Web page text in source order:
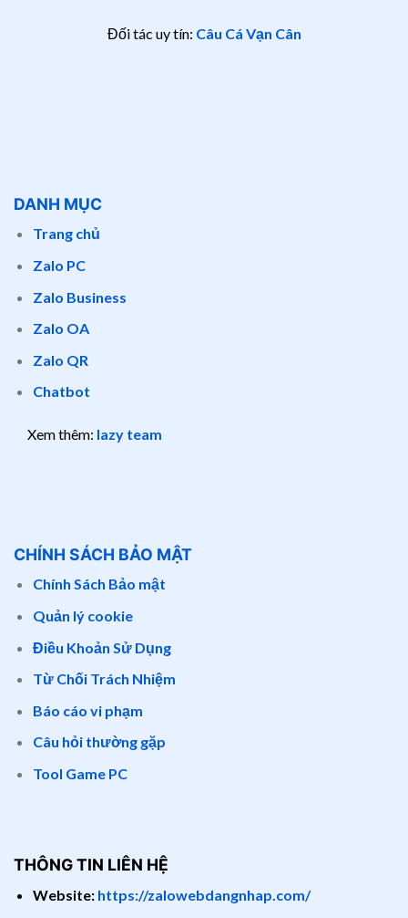
Đối tác uy tín: Câu Cá Vạn Cân
DANH MỤC
Trang chủ
Zalo PC
Zalo Business
Zalo OA
Zalo QR
Chatbot
Xem thêm: lazy team
CHÍNH SÁCH BẢO MẬT
Chính Sách Bảo mật
Quản lý cookie
Điều Khoản Sử Dụng
Từ Chối Trách Nhiệm
Báo cáo vi phạm
Câu hỏi thường gặp
Tool Game PC
THÔNG TIN LIÊN HỆ
Website: https://zalowebdangnhap.com/